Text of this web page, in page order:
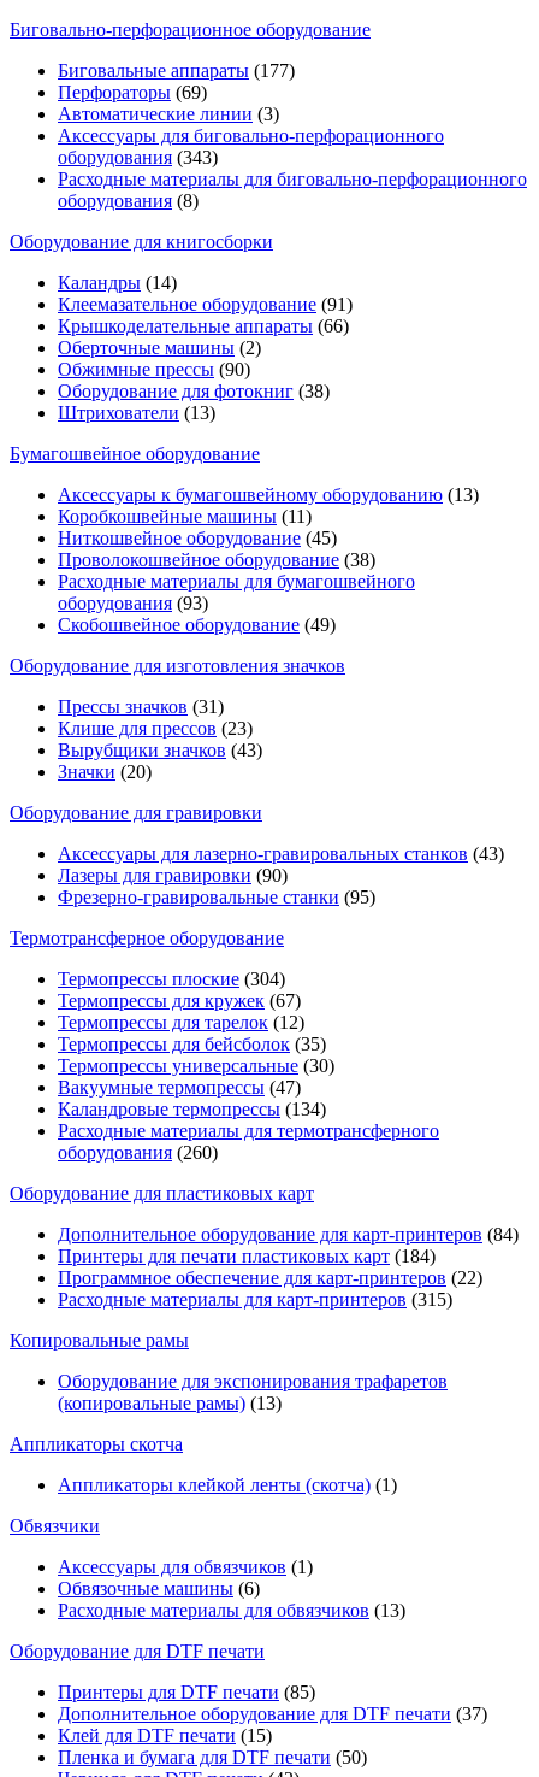
Биговально-перфорационное оборудование
Биговальные аппараты (177)
Перфораторы (69)
Автоматические линии (3)
Аксессуары для биговально-перфорационного
оборудования (343)
Расходные материалы для биговально-перфорационного
оборудования (8)
Оборудование для книгосборки
Каландры (14)
Клеемазательное оборудование (91)
Крышкоделательные аппараты (66)
Оберточные машины (2)
Обжимные прессы (90)
Оборудование для фотокниг (38)
Штрихователи (13)
Бумагошвейное оборудование
Аксессуары к бумагошвейному оборудованию (13)
Коробкошвейные машины (11)
Ниткошвейное оборудование (45)
Проволокошвейное оборудование (38)
Расходные материалы для бумагошвейного
оборудования (93)
Скобошвейное оборудование (49)
Оборудование для изготовления значков
Прессы значков (31)
Клише для прессов (23)
Вырубщики значков (43)
Значки (20)
Оборудование для гравировки
Аксессуары для лазерно-гравировальных станков (43)
Лазеры для гравировки (90)
Фрезерно-гравировальные станки (95)
Термотрансферное оборудование
Термопрессы плоские (304)
Термопрессы для кружек (67)
Термопрессы для тарелок (12)
Термопрессы для бейсболок (35)
Термопрессы универсальные (30)
Вакуумные термопрессы (47)
Каландровые термопрессы (134)
Расходные материалы для термотрансферного
оборудования (260)
Оборудование для пластиковых карт
Дополнительное оборудование для карт-принтеров (84)
Принтеры для печати пластиковых карт (184)
Программное обеспечение для карт-принтеров (22)
Расходные материалы для карт-принтеров (315)
Копировальные рамы
Оборудование для экспонирования трафаретов
(копировальные рамы) (13)
Аппликаторы скотча
Аппликаторы клейкой ленты (скотча) (1)
Обвязчики
Аксессуары для обвязчиков (1)
Обвязочные машины (6)
Расходные материалы для обвязчиков (13)
Оборудование для DTF печати
Принтеры для DTF печати (85)
Дополнительное оборудование для DTF печати (37)
Клей для DTF печати (15)
Пленка и бумага для DTF печати (50)